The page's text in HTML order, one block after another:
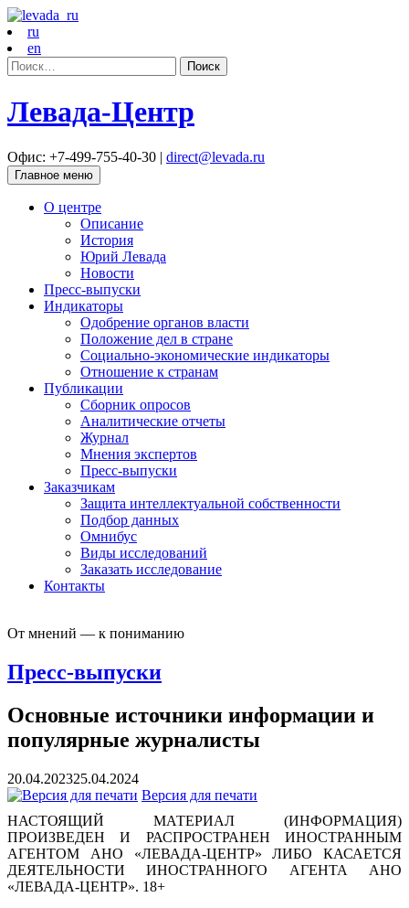
ru
en
Найти:
Левада-Центр
Офис: +7-499-755-40-30 | direct@levada.ru
Главное меню
О центре
Описание
История
Юрий Левада
Новости
Пресс-выпуски
Индикаторы
Одобрение органов власти
Положение дел в стране
Социально-экономические индикаторы
Отношение к странам
Публикации
Сборник опросов
Аналитические отчеты
Журнал
Мнения экспертов
Пресс-выпуски
Заказчикам
Защита интеллектуальной собственности
Подбор данных
Омнибус
Виды исследований
Заказать исследование
Контакты
От мнений — к пониманию
Пресс-выпуски
Основные источники информации и
популярные журналисты
20.04.202325.04.2024
Версия для печати
НАСТОЯЩИЙ МАТЕРИАЛ (ИНФОРМАЦИЯ)
ПРОИЗВЕДЕН И РАСПРОСТРАНЕН ИНОСТРАННЫМ
АГЕНТОМ АНО «ЛЕВАДА-ЦЕНТР» ЛИБО КАСАЕТСЯ
ДЕЯТЕЛЬНОСТИ ИНОСТРАННОГО АГЕНТА АНО
«ЛЕВАДА-ЦЕНТР». 18+